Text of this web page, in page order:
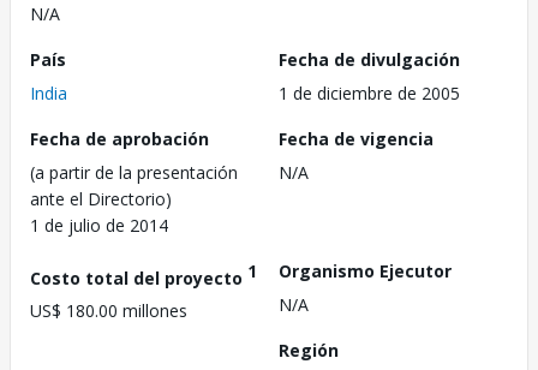
N/A
País
India
Fecha de divulgación
1 de diciembre de 2005
Fecha de aprobación
(a partir de la presentación
ante el Directorio)
1 de julio de 2014
Fecha de vigencia
N/A
Costo total del proyecto 1
US$ 180.00 millones
Organismo Ejecutor
N/A
Región